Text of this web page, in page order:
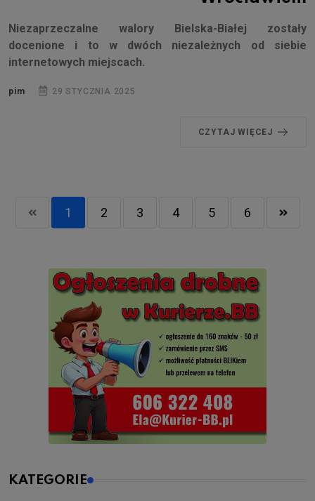
Niezaprzeczalne walory Bielska-Białej zostały
docenione i to w dwóch niezależnych od siebie
internetowych miejscach.
pim 29 STYCZNIA 2025
CZYTAJ WIĘCEJ
1 2 3 4 5 6
KATEGORIE